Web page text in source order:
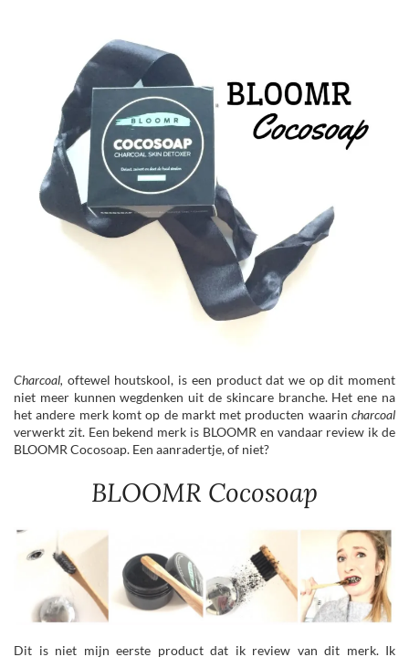
Charcoal, oftewel houtskool, is een product dat we op dit moment
niet meer kunnen wegdenken uit de skincare branche. Het ene na
het andere merk komt op de markt met producten waarin charcoal
verwerkt zit. Een bekend merk is BLOOMR en vandaar review ik de
BLOOMR Cocosoap. Een aanradertje, of niet?
BLOOMR Cocosoap
Dit is niet mijn eerste product dat ik review van dit merk. Ik